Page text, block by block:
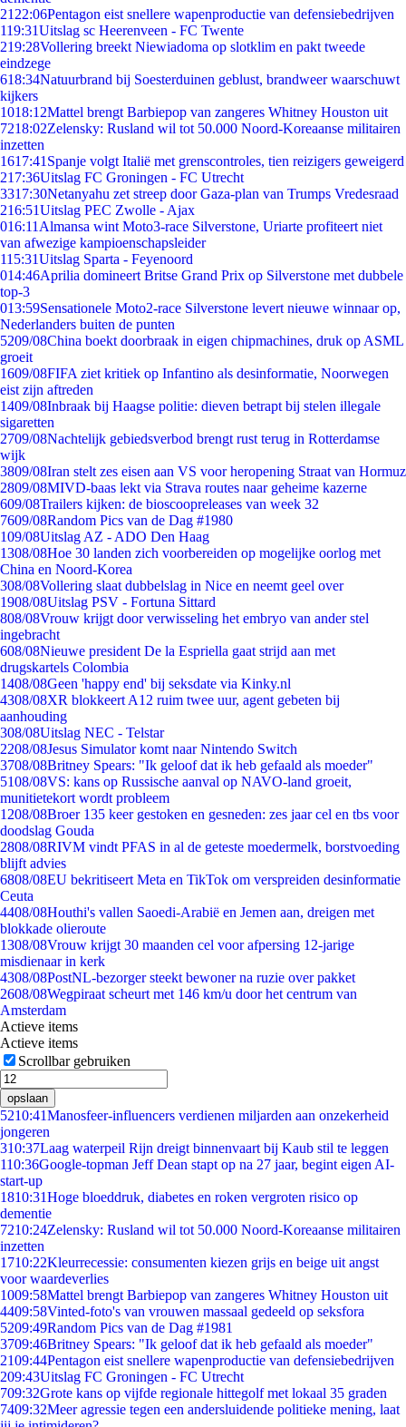
21 22:06Pentagon eist snellere wapenproductie van defensiebedrijven
119:31Uitslag sc Heerenveen - FC Twente
219:28Vollering breekt Niewiadoma op slotklim en pakt tweede
eindzege
618:34Natuurbrand bij Soesterduinen geblust, brandweer waarschuwt
kijkers
1018:12Mattel brengt Barbiepop van zangeres Whitney Houston uit
7218:02Zelensky: Rusland wil tot 50.000 Noord-Koreaanse militairen
inzetten
1617:41 Spanje volgt Italië met grenscontroles, tien reizigers geweigerd
217:36Uitslag FC Groningen - FC Utrecht
3317:30Netanyahu zet streep door Gaza-plan van Trumps Vredesraad
216:51Uitslag PEC Zwolle - Ajax
016:11 Almansa wint Moto3-race Silverstone, Uriarte profiteert niet
van afwezige kampioenschapsleider
115:31Uitslag Sparta - Feyenoord
014:46Aprilia domineert Britse Grand Prix op Silverstone met dubbele
top-3
013:59Sensationele Moto2-race Silverstone levert nieuwe winnaar op,
Nederlanders buiten de punten
5209/08China boekt doorbraak in eigen chipmachines, druk op ASML
groeit
1609/08FIFA ziet kritiek op Infantino als desinformatie, Noorwegen
eist zijn aftreden
1409/08Inbraak bij Haagse politie: dieven betrapt bij stelen illegale
sigaretten
2709/08Nachtelijk gebiedsverbod brengt rust terug in Rotterdamse
wijk
3809/08Iran stelt zes eisen aan VS voor heropening Straat van Hormuz
2809/08MIVD-baas lekt via Strava routes naar geheime kazerne
609/08Trailers kijken: de bioscoopreleases van week 32
7609/08Random Pics van de Dag #1980
109/08Uitslag AZ - ADO Den Haag
1308/08Hoe 30 landen zich voorbereiden op mogelijke oorlog met
China en Noord-Korea
308/08Vollering slaat dubbelslag in Nice en neemt geel over
1908/08Uitslag PSV - Fortuna Sittard
808/08Vrouw krijgt door verwisseling het embryo van ander stel
ingebracht
608/08Nieuwe president De la Espriella gaat strijd aan met
drugskartels Colombia
1408/08Geen 'happy end' bij seksdate via Kinky.nl
4308/08XR blokkeert A12 ruim twee uur, agent gebeten bij
aanhouding
308/08Uitslag NEC - Telstar
2208/08Jesus Simulator komt naar Nintendo Switch
3708/08Britney Spears: "Ik geloof dat ik heb gefaald als moeder"
5108/08VS: kans op Russische aanval op NAVO-land groeit,
munitietekort wordt probleem
1208/08Broer 135 keer gestoken en gesneden: zes jaar cel en tbs voor
doodslag Gouda
2808/08RIVM vindt PFAS in al de geteste moedermelk, borstvoeding
blijft advies
6808/08EU bekritiseert Meta en TikTok om verspreiden desinformatie
Ceuta
4408/08Houthi's vallen Saoedi-Arabië en Jemen aan, dreigen met
blokkade olieroute
1308/08Vrouw krijgt 30 maanden cel voor afpersing 12-jarige
misdienaar in kerk
4308/08PostNL-bezorger steekt bewoner na ruzie over pakket
2608/08Wegpiraat scheurt met 146 km/u door het centrum van
Amsterdam
Actieve items
Actieve items
Scrollbar gebruiken
opslaan
5210:41Manosfeer-influencers verdienen miljarden aan onzekerheid
jongeren
310:37Laag waterpeil Rijn dreigt binnenvaart bij Kaub stil te leggen
110:36Google-topman Jeff Dean stapt op na 27 jaar, begint eigen AI-
start-up
1810:31Hoge bloeddruk, diabetes en roken vergroten risico op
dementie
7210:24Zelensky: Rusland wil tot 50.000 Noord-Koreaanse militairen
inzetten
1710:22Kleurrecessie: consumenten kiezen grijs en beige uit angst
voor waardeverlies
1009:58Mattel brengt Barbiepop van zangeres Whitney Houston uit
4409:58Vinted-foto's van vrouwen massaal gedeeld op seksfora
5209:49Random Pics van de Dag #1981
3709:46Britney Spears: "Ik geloof dat ik heb gefaald als moeder"
2109:44Pentagon eist snellere wapenproductie van defensiebedrijven
209:43Uitslag FC Groningen - FC Utrecht
709:32Grote kans op vijfde regionale hittegolf met lokaal 35 graden
7409:32Meer agressie tegen een andersluidende politieke mening, laat